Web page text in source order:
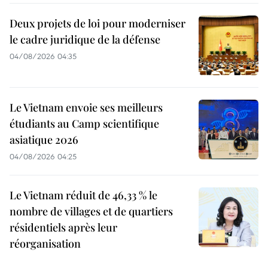
Deux projets de loi pour moderniser
le cadre juridique de la défense
04/08/2026 04:35
Le Vietnam envoie ses meilleurs
étudiants au Camp scientifique
asiatique 2026
04/08/2026 04:25
Le Vietnam réduit de 46,33 % le
nombre de villages et de quartiers
résidentiels après leur
réorganisation